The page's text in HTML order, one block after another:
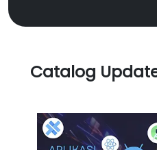
Catalog